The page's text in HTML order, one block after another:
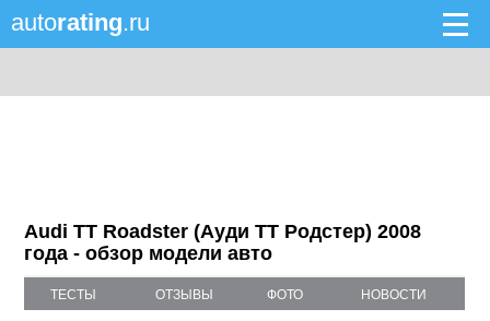
autorating.ru
Audi TT Roadster (Ауди TT Родстер) 2008
года - обзор модели авто
ТЕСТЫ ОТЗЫВЫ ФОТО НОВОСТИ